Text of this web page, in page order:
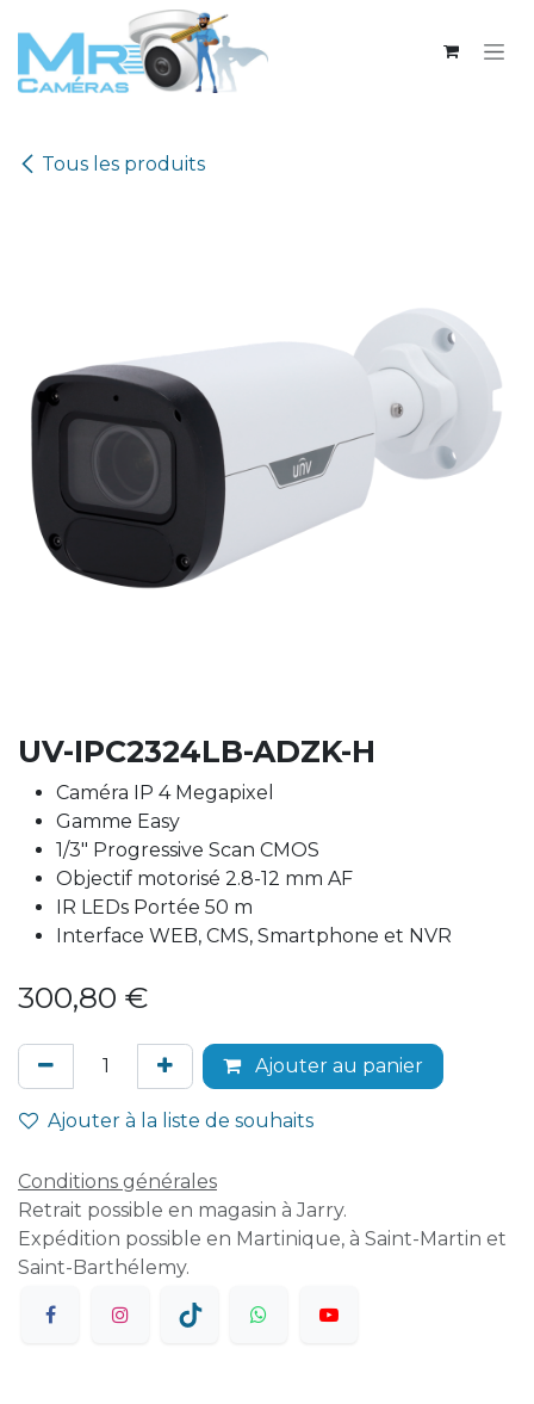
Se rendre au contenu
Tous les produits
UV-IPC2324LB-ADZK-H
Caméra IP 4 Megapixel
Gamme Easy
1/3" Progressive Scan CMOS
Objectif motorisé 2.8-12 mm AF
IR LEDs Portée 50 m
Interface WEB, CMS, Smartphone et NVR
300,80 €
Ajouter au panier
Ajouter à la liste de souhaits
Conditions générales
Retrait possible en magasin à Jarry.
Expédition possible en Martinique, à Saint-Martin et
Saint-Barthélemy.